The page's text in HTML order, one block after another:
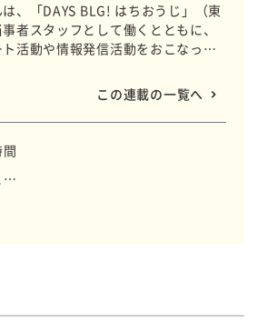
、「DAYS BLG! はちおうじ」（東
者スタッフとして働くとともに、
活動や情報発信活動をおこなって
行き交う思いを言葉で綴ります。
この連載の一覧へ
…